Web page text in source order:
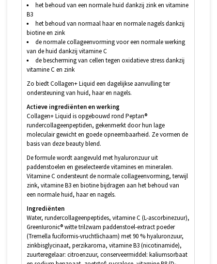
het behoud van een normale huid dankzij zink en vitamine
B3
het behoud van normaal haar en normale nagels dankzij
biotine en zink
de normale collageenvorming voor een normale werking
van de huid dankzij vitamine C
de bescherming van cellen tegen oxidatieve stress dankzij
vitamine C en zink
Zo biedt Collagen+ Liquid een dagelijkse aanvulling ter
ondersteuning van huid, haar en nagels.
Actieve ingrediënten en werking
Collagen+ Liquid is opgebouwd rond Peptan®
rundercollageenpeptiden, gekenmerkt door hun lage
moleculair gewicht en goede opneembaarheid. Ze vormen de
basis van deze beauty blend.
De formule wordt aangevuld met hyaluronzuur uit
paddenstoelen en geselecteerde vitamines en mineralen.
Vitamine C ondersteunt de normale collageenvorming, terwijl
zink, vitamine B3 en biotine bijdragen aan het behoud van
een normale huid, haar en nagels.
Ingrediënten
Water, rundercollageenpeptides, vitamine C (L-ascorbinezuur),
GreenIuronic® witte trilzwam paddenstoel-extract poeder
(Tremella fuciformis-vruchtlichaam) met 90 % hyaluronzuur,
zinkbisglycinaat, perzikaroma, vitamine B3 (nicotinamide),
zuurteregelaar: citroenzuur, conserveermiddel: kaliumsorbaat